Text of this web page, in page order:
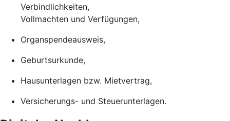
Verbindlichkeiten,
Vollmachten und Verfügungen,
Organspendeausweis,
Geburtsurkunde,
Hausunterlagen bzw. Mietvertrag,
Versicherungs- und Steuerunterlagen.